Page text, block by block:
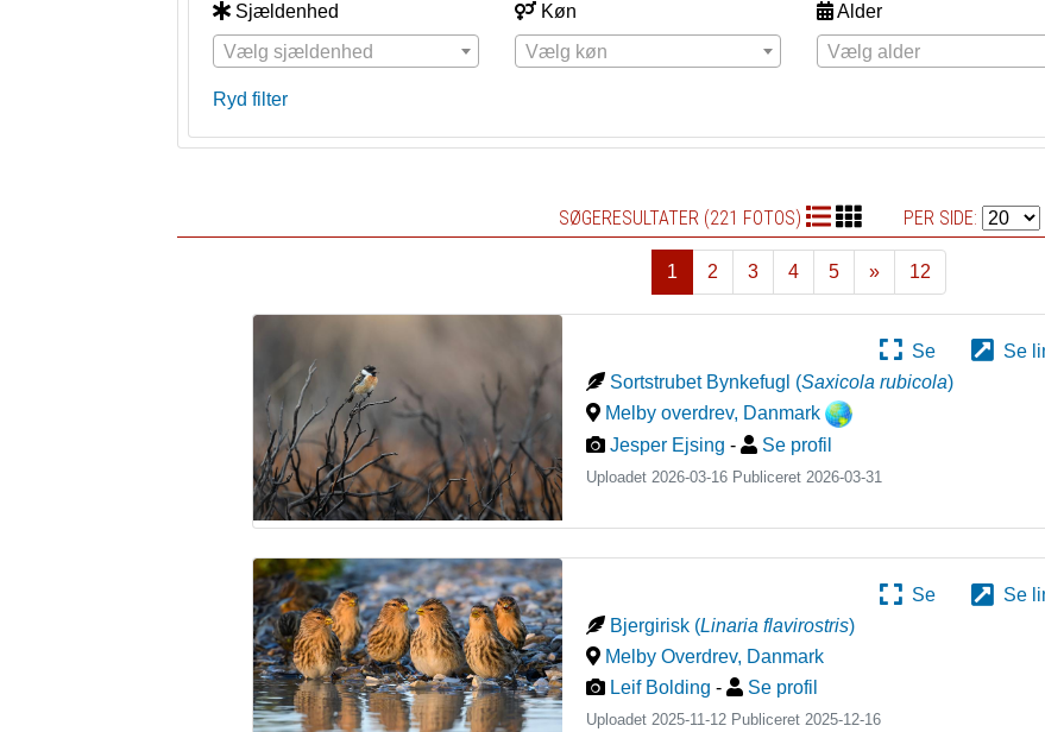
Sjældenhed
Vælg sjældenhed
Køn
Vælg køn
Alder
Vælg alder
Ryd filter
SØGERESULTATER (221 FOTOS) PER SIDE:
1 2 3 4 5
»
Næste
12
Se
Se
Sortstrubet Bynkefugl (Saxicola rubicola)
Melby overdrev, Danmark
Jesper Ejsing - Se profil
Uploadet 2026-03-16 Publiceret2026-03-31
Se
Se
Bjergirisk (Linaria flavirostris)
Melby Overdrev, Danmark
Leif Bolding - Se profil
Uploadet 2025-11-12 Publiceret2025-12-16